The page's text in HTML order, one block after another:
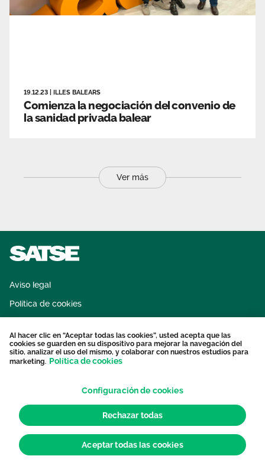
19.12.23 ILLES BALEARS
Comienza la negociación del convenio de
la sanidad privada balear
Ver más
Aviso legal
Política de cookies
Protección datos personales
Contacto
© 2026 Sindicato de Enfermería. Todos los derechos reservados.
Al hacer clic en “Aceptar todas las cookies”, usted acepta que las
cookies se guarden en su dispositivo para mejorar la navegación del
sitio, analizar el uso del mismo, y colaborar con nuestros estudios para
marketing. Política de cookies
Configuración de cookies
Rechazar todas
Aceptar todas las cookies